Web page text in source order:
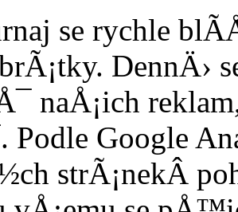
se rychle
DennÄ›
naÅ¡ich
Podle Google
strÃ¡nekÂ